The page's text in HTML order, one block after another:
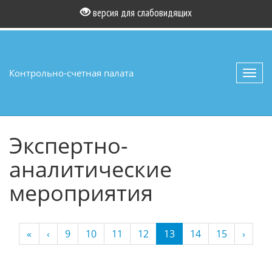
версия для слабовидящих
Контрольно-счетная палата
Экспертно-
аналитические
мероприятия
« ‹ 9 10 11 12 13(current)
14 15 ›